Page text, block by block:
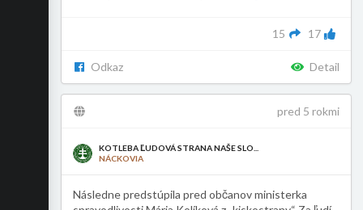
17
15
Odkaz Detail
pred 5 rokmi
KOTLEBA ĽUDOVÁ STRANA NAŠE SLO...
NÁCKOVIA
Následne predstúpila pred občanov ministerka